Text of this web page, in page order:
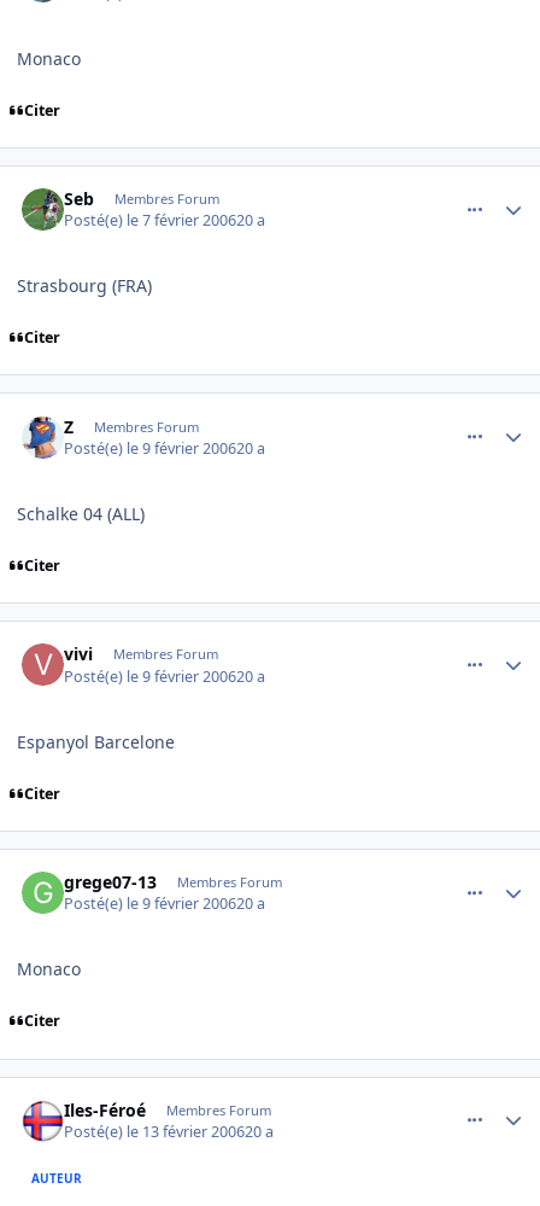
Monaco
Citer
Seb Membres Forum
Posté(e) le 7 février 200620 a
Strasbourg (FRA)
Citer
Z Membres Forum
Posté(e) le 9 février 200620 a
Schalke 04 (ALL)
Citer
vivi Membres Forum
Posté(e) le 9 février 200620 a
Espanyol Barcelone
Citer
grege07-13 Membres Forum
Posté(e) le 9 février 200620 a
Monaco
Citer
Iles-Féroé Membres Forum
Posté(e) le 13 février 200620 a
AUTEUR